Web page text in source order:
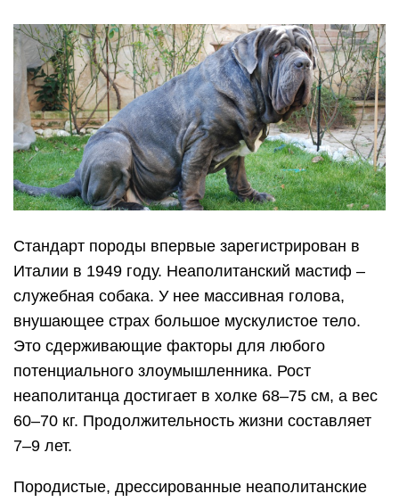
Стандарт породы впервые зарегистрирован в
Италии в 1949 году. Неаполитанский мастиф –
служебная собака. У нее массивная голова,
внушающее страх большое мускулистое тело.
Это сдерживающие факторы для любого
потенциального злоумышленника. Рост
неаполитанца достигает в холке 68–75 см, а вес
60–70 кг. Продолжительность жизни составляет
7–9 лет.
Породистые, дрессированные неаполитанские